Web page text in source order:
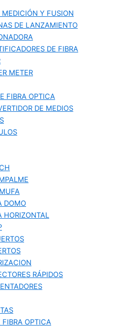
MEDICIÓN Y FUSION
DE LANZAMIENTO
DE FIBRA
METER
FIBRA OPTICA
DE MEDIOS
DOMO
HORIZONTAL
RÁPIDOS
FIBRA OPTICA